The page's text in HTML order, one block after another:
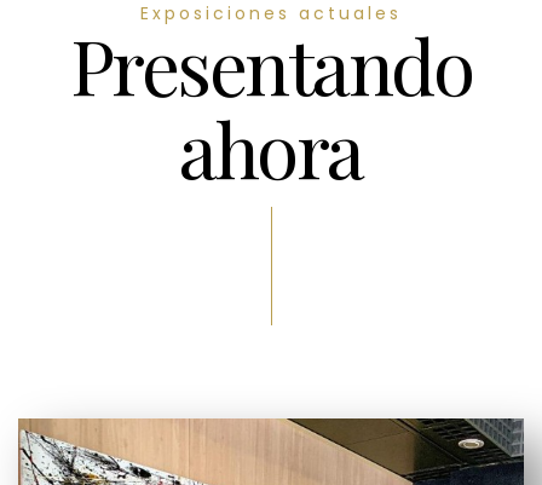
Exposiciones actuales
Presentando
ahora